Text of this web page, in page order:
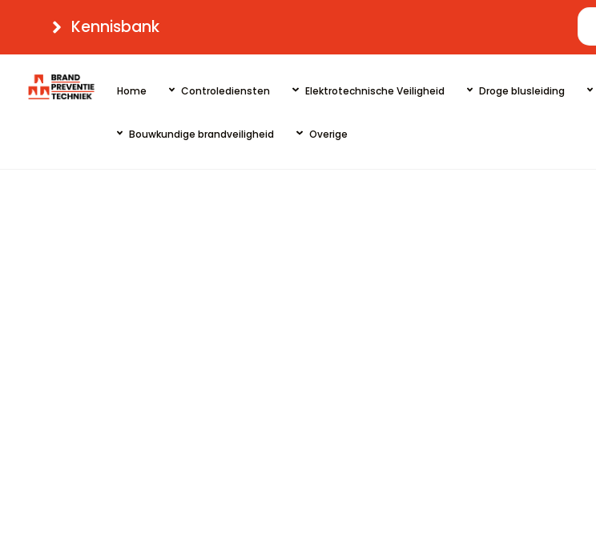
content
Kennisbank
Home Controlediensten Elektrotechnische Veiligheid Droge blusleiding
Bouwkundige brandveiligheid Overige